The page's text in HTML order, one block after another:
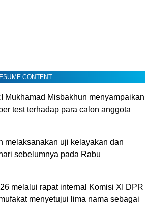
CONTENT
Mukhamad Misbakhun menyampaikan
test terhadap para calon anggota
melaksanakan uji kelayakan dan
sebelumnya pada Rabu
melalui rapat internal Komisi XI DPR
menyetujui lima nama sebagai